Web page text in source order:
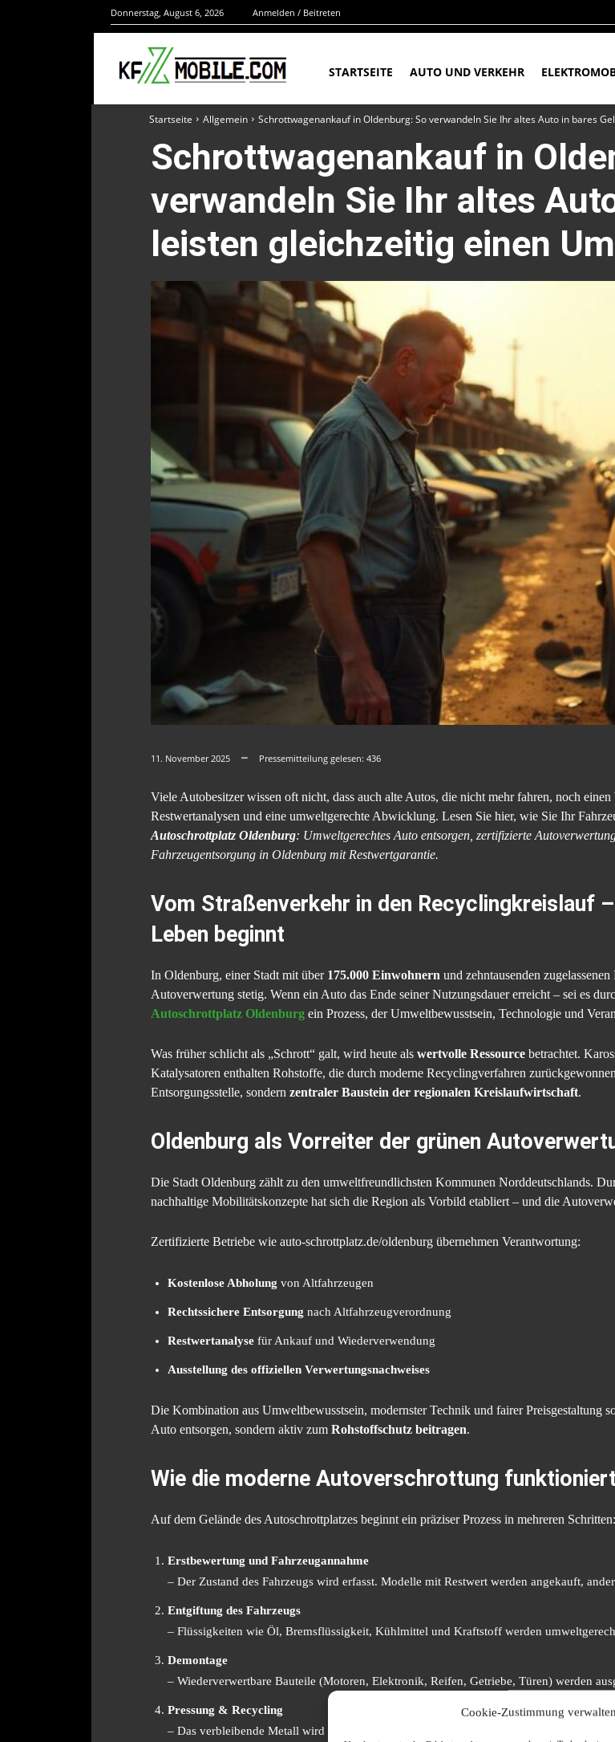
Cookie-Zustimmung verwalten
Donnerstag, August 6, 2026 Anmelden / Beitreten
STARTSEITE AUTO UND VERKEHR
Startseite Allgemein Schrottwagenankauf in Oldenburg: So verwandeln Sie Ihr altes Auto in bares
Schrottwagenankauf in
verwandeln Sie Ihr altes
leisten gleichzeitig einen
11. November 2025 Pressemitteilung gelesen: 436
Viele Autobesitzer wissen oft nicht, dass auch alte Autos, die nicht mehr fahren, noch
Restwertanalysen und eine umweltgerechte Abwicklung. Lesen Sie hier, wie Sie Ihr
Autoschrottplatz Oldenburg: Umweltgerechtes Auto entsorgen, zertifizierte
Fahrzeugentsorgung in Oldenburg mit Restwertgarantie.
Vom Straßenverkehr in den Recyclingkreislauf
Leben beginnt
In Oldenburg, einer Stadt mit über 175.000 Einwohnern und zehntausenden
Autoverwertung stetig. Wenn ein Auto das Ende seiner Nutzungsdauer erreicht – sei es
Autoschrottplatz Oldenburg ein Prozess, der Umweltbewusstsein, Technologie und
Was früher schlicht als „Schrott“ galt, wird heute als wertvolle Ressource betrachtet.
Katalysatoren enthalten Rohstoffe, die durch moderne Recyclingverfahren
Entsorgungsstelle, sondern zentraler Baustein der regionalen Kreislaufwirtschaft.
Oldenburg als Vorreiter der grünen
Die Stadt Oldenburg zählt zu den umweltfreundlichsten Kommunen Norddeutschlands.
nachhaltige Mobilitätskonzepte hat sich die Region als Vorbild etabliert – und die
Zertifizierte Betriebe wie auto-schrottplatz.de/oldenburg übernehmen Verantwortung:
Kostenlose Abholung von Altfahrzeugen
Rechtssichere Entsorgung nach Altfahrzeugverordnung
Restwertanalyse für Ankauf und Wiederverwendung
Ausstellung des offiziellen Verwertungsnachweises
Die Kombination aus Umweltbewusstsein, modernster Technik und fairer Preisgestaltung
Auto entsorgen, sondern aktiv zum Rohstoffschutz beitragen.
Wie die moderne Autoverschrottung funktioniert
Auf dem Gelände des Autoschrottplatzes beginnt ein präziser Prozess in mehreren Schritten:
Erstbewertung und Fahrzeugannahme
– Der Zustand des Fahrzeugs wird erfasst. Modelle mit Restwert werden angekauft,
Entgiftung des Fahrzeugs
– Flüssigkeiten wie Öl, Bremsflüssigkeit, Kühlmittel und Kraftstoff werden
Demontage
– Wiederverwertbare Bauteile (Motoren, Elektronik, Reifen, Getriebe, Türen) werden
Pressung & Recycling
– Das verbleibende Metall wird gepresst, geschreddert und an Schmelzwerke